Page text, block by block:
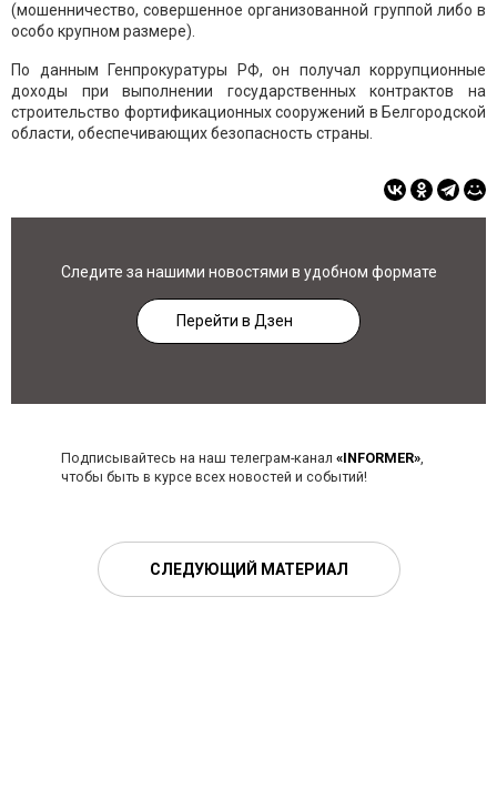
(мошенничество, совершенное организованной группой либо в
особо крупном размере).
По данным Генпрокуратуры РФ, он получал коррупционные
доходы при выполнении государственных контрактов на
строительство фортификационных сооружений в Белгородской
области, обеспечивающих безопасность страны.
Следите за нашими новостями в удобном формате
Перейти в Дзен
Подписывайтесь на наш телеграм-канал «INFORMER»,
чтобы быть в курсе всех новостей и событий!
СЛЕДУЮЩИЙ МАТЕРИАЛ